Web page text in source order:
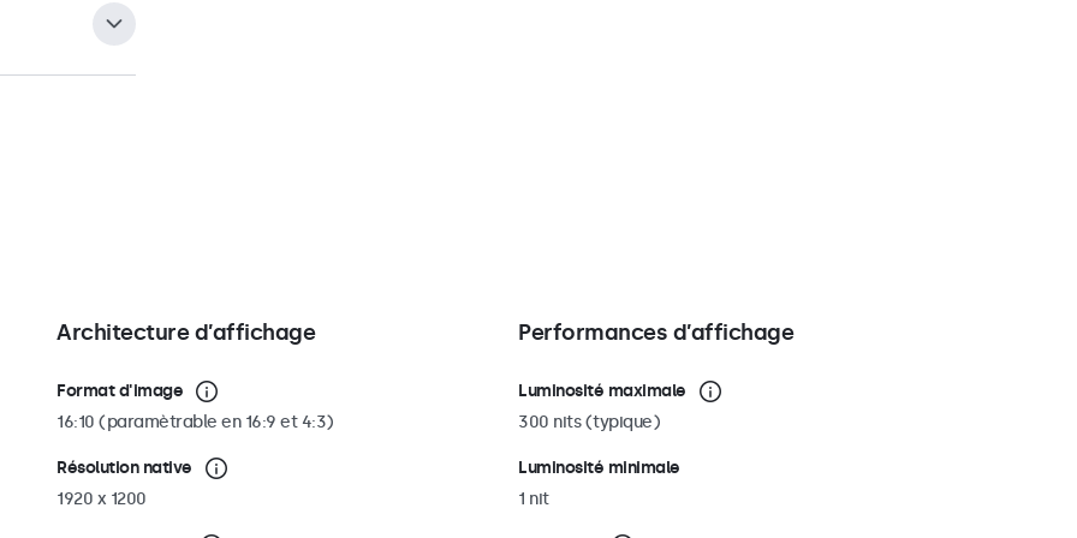
des
être
ou des
Architecture d’affichage
Format d'image
16:10 (paramètrable en 16:9 et 4:3)
Résolution native
1920 x 1200
Performances d’affichage
Luminosité maximale
300 nits (typique)
Luminosité minimale
1 nit